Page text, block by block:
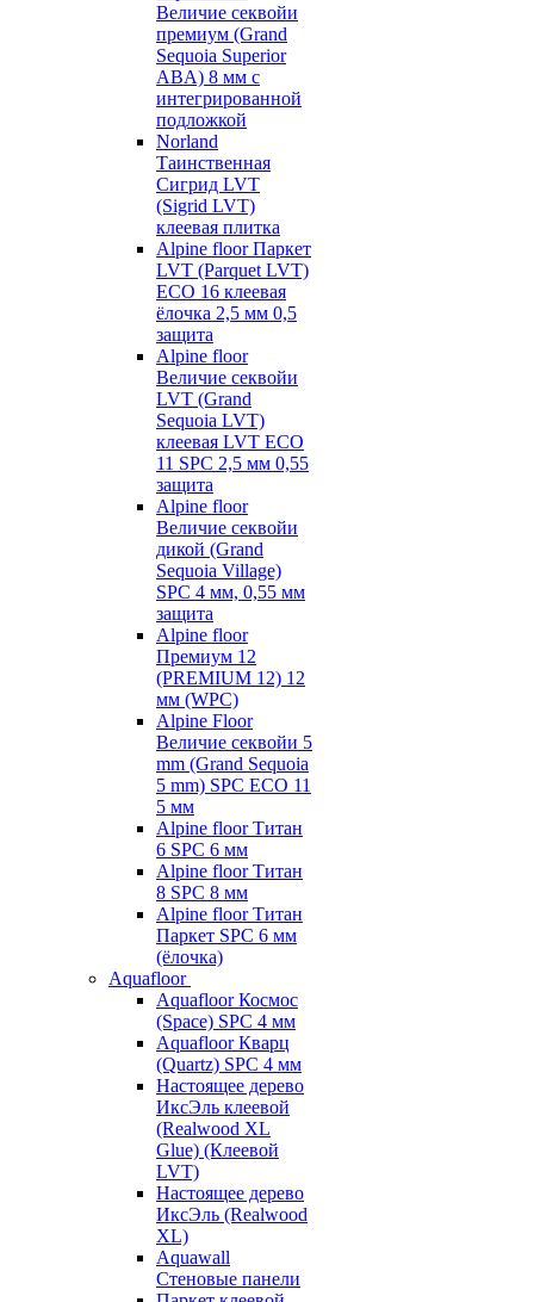
Величие секвойи
премиум (Grand
Sequoia Superior
ABA) 8 мм с
интегрированной
подложкой
Norland
Таинственная
Сигрид LVT
(Sigrid LVT)
клеевая плитка
Alpine floor Паркет
LVT (Parquet LVT)
ECO 16 клеевая
ёлочка 2,5 мм 0,5
защита
Alpine floor
Величие секвойи
LVT (Grand
Sequoia LVT)
клеевая LVT ECO
11 SPC 2,5 мм 0,55
защита
Alpine floor
Величие секвойи
дикой (Grand
Sequoia Village)
SPC 4 мм, 0,55 мм
защита
Alpine floor
Премиум 12
(PREMIUM 12) 12
мм (WPC)
Alpine Floor
Величие секвойи 5
mm (Grand Sequoia
5 mm) SPC ECO 11
5 мм
Alpine floor Титан
6 SPC 6 мм
Alpine floor Титан
8 SPC 8 мм
Alpine floor Титан
Паркет SPC 6 мм
(ёлочка)
Aquafloor
Aquafloor Космос
(Space) SPC 4 мм
Aquafloor Кварц
(Quartz) SPC 4 мм
Настоящее дерево
ИксЭль клеевой
(Realwood XL
Glue) (Клеевой
LVT)
Настоящее дерево
ИксЭль (Realwood
XL)
Aquawall
Стеновые панели